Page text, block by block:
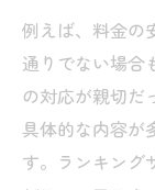
の魅力
ライ
選び
満足度ア
活用法
例えば、料金の
通りでない場合
の対応が親切だ
具体的な内容が
す。ランキング